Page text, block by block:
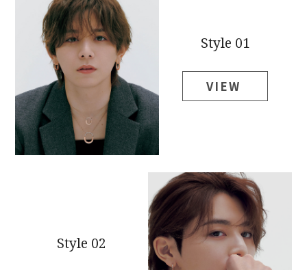
Style 01
VIEW
Style 02